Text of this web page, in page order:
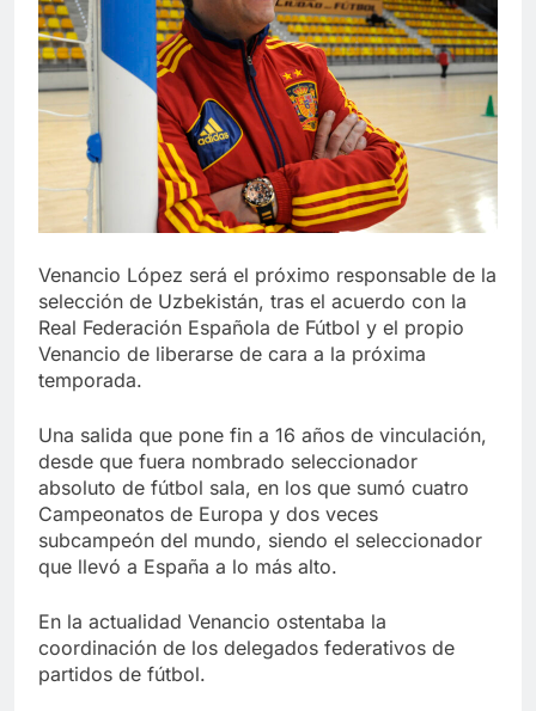
Venancio López será el próximo responsable de la
selección de Uzbekistán, tras el acuerdo con la
Real Federación Española de Fútbol y el propio
Venancio de liberarse de cara a la próxima
temporada.
Una salida que pone fin a 16 años de vinculación,
desde que fuera nombrado seleccionador
absoluto de fútbol sala, en los que sumó cuatro
Campeonatos de Europa y dos veces
subcampeón del mundo, siendo el seleccionador
que llevó a España a lo más alto.
En la actualidad Venancio ostentaba la
coordinación de los delegados federativos de
partidos de fútbol.